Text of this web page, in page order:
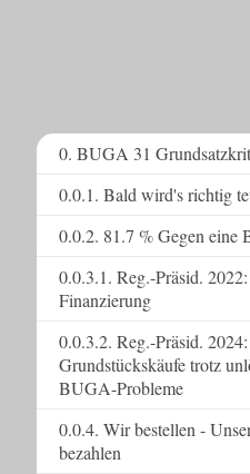
0. BUGA 31
0.0.1. Bald wird's richtig
0.0.2. 81.7 % Gegen eine
0.0.3.1. Reg.-Präsid. 2022:
Finanzierung
0.0.3.2. Reg.-Präsid. 2024:
Grundstückskäufe trotz
BUGA-Probleme
0.0.4. Wir bestellen -
bezahlen